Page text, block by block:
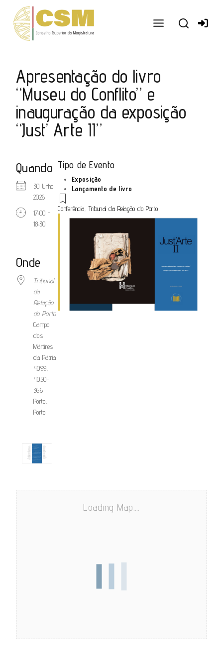
conteúdo
Apresentação do livro
“Museu do Conflito” e
inauguração da exposição
“Just’ Arte II”
Tipo de Evento
Exposição
Lançamento de livro
Conferência ,Tribunal da Relação do Porto
Quando
30 Junho
2026
17:00 -
18:30
Onde
Tribunal
da
Relação
do Porto
Campo
dos
Mártires
da Pátria
4099,
4050-
366
Porto,
Porto
Loading Map....